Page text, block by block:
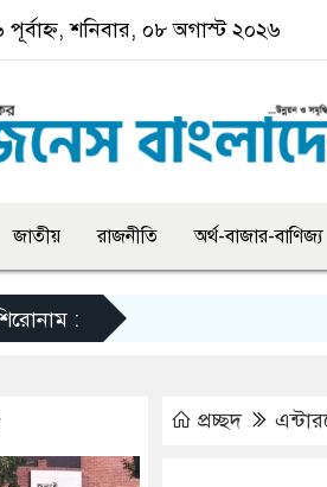
শনিবার, ০৮ অগাস্ট ২০২৬
জাতীয় রাজনীতি অর্থ-বাজার-বাণিজ্য
:
প্রচ্ছদ